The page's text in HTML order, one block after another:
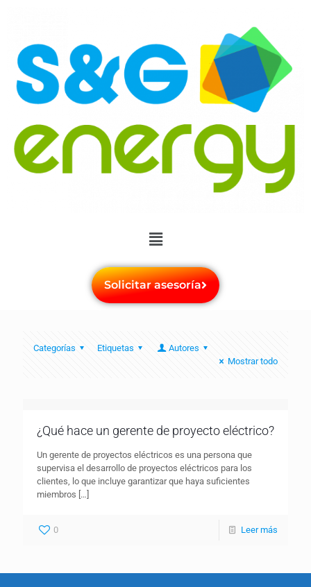
Solicitar asesoría
Categorías Etiquetas
Autores
Mostrar todo
¿Qué hace un gerente de proyecto eléctrico?
Un gerente de proyectos eléctricos es una persona que
supervisa el desarrollo de proyectos eléctricos para los
clientes, lo que incluye garantizar que haya suficientes
miembros […]
0 Leer más